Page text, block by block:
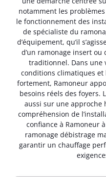
notamment les
le fonctionnement des
de spécialiste du
d’équipement, qu’il
d’un ramonage insert ou
traditionnel. Dans une
conditions climatiques et
fortement, Ramoneur
besoins réels des foyers.
aussi sur une approche
compréhension de
confiance à Ramoneur
ramonage débistrage
garantir un chauffage